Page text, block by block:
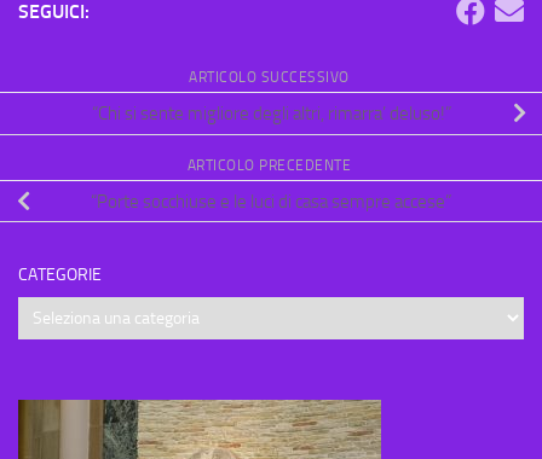
SEGUICI:
ARTICOLO SUCCESSIVO
“Chi si sente migliore degli altri, rimarra’ deluso!”
ARTICOLO PRECEDENTE
“Porte socchiuse e le luci di casa sempre accese”
CATEGORIE
Categorie